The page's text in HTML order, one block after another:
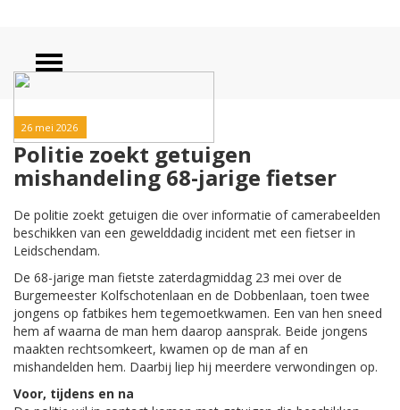
26 mei 2026
Politie zoekt getuigen
mishandeling 68-jarige fietser
De politie zoekt getuigen die over informatie of camerabeelden
beschikken van een gewelddadig incident met een fietser in
Leidschendam.
De 68-jarige man fietste zaterdagmiddag 23 mei over de
Burgemeester Kolfschotenlaan en de Dobbenlaan, toen twee
jongens op fatbikes hem tegemoetkwamen. Een van hen sneed
hem af waarna de man hem daarop aansprak. Beide jongens
maakten rechtsomkeert, kwamen op de man af en
mishandelden hem. Daarbij liep hij meerdere verwondingen op.
Voor, tijdens en na